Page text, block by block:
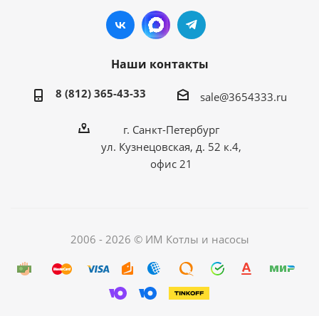
Наши контакты
8 (812) 365-43-33 sale@3654333.ru
г. Санкт-Петербург
ул. Кузнецовская, д. 52 к.4,
офис 21
2006 - 2026 © ИМ Котлы и насосы